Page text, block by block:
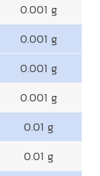
0.001 g
0.001 g
0.001 g
0.001 g
0.01 g
0.01 g